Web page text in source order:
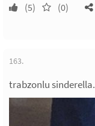
(5) (0)
163.
trabzonlu sinderella.